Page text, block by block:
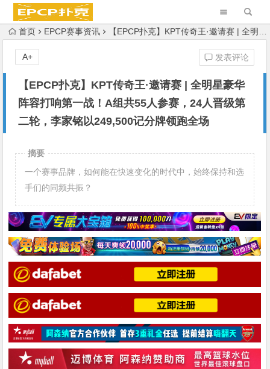
首页 EPCP赛事资讯 【EPCP扑克】KPT传奇王·邀请赛 | 全明星豪华阵容打响第一战！A组共55人参赛，24人晋级第二轮，李家铭以249,500记分牌领跑全场
【EPCP扑克】KPT传奇王·邀请赛 | 全明星豪华
阵容打响第一战！A组共55人参赛，24人晋级第
二轮，李家铭以249,500记分牌领跑全场
发表评论
A+
摘要
一个赛事品牌，如何能在快速变化的时代中，始终保持和选
手们的同频共振？